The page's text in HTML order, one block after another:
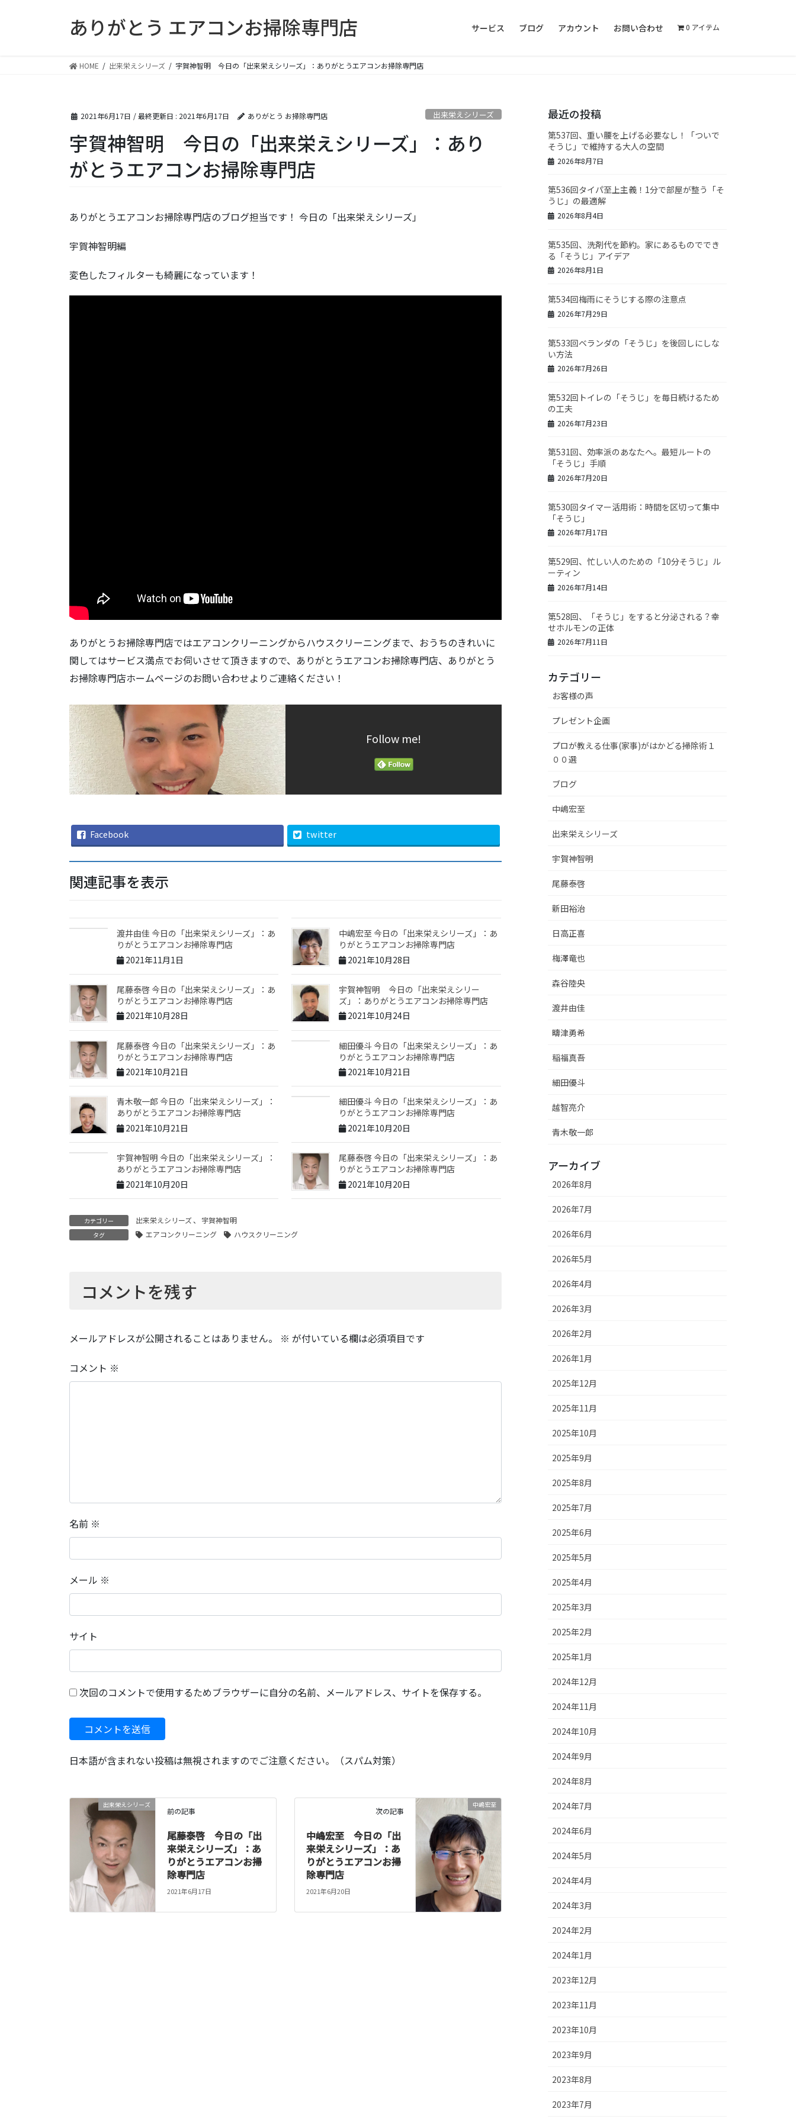
ありがとう エアコンお掃除専門店 サービス ブログ アカウント お問い合わせ 0 アイテム
HOME 出来栄えシリーズ 宇賀神智明 今日の「出来栄えシリーズ」：ありがとうエアコンお掃除専門店
2021年6月17日 / 最終更新日 : 2021年6月17日 ありがとう お掃除専門店 出来栄えシリーズ
宇賀神智明 今日の「出来栄えシリーズ」：あり
がとうエアコンお掃除専門店
ありがとうエアコンお掃除専門店のブログ担当です！ 今日の「出来栄えシリーズ」
宇賀神智明編
変色したフィルターも綺麗になっています！
ありがとうお掃除専門店ではエアコンクリーニングからハウスクリーニングまで、おうちのきれいに
関してはサービス満点でお伺いさせて頂きますので、ありがとうエアコンお掃除専門店、ありがとう
お掃除専門店ホームページのお問い合わせよりご連絡ください！
Follow me!
Facebook twitter
関連記事を表示
渡井由佳 今日の「出来栄えシリーズ」：あ
りがとうエアコンお掃除専門店
2021年11月1日
中嶋宏至 今日の「出来栄えシリーズ」：あ
りがとうエアコンお掃除専門店
2021年10月28日
尾藤泰啓 今日の「出来栄えシリーズ」：あ
りがとうエアコンお掃除専門店
2021年10月28日
宇賀神智明 今日の「出来栄えシリー
ズ」：ありがとうエアコンお掃除専門店
2021年10月24日
尾藤泰啓 今日の「出来栄えシリーズ」：あ
りがとうエアコンお掃除専門店
2021年10月21日
細田優斗 今日の「出来栄えシリーズ」：あ
りがとうエアコンお掃除専門店
2021年10月21日
青木敬一郎 今日の「出来栄えシリーズ」：
ありがとうエアコンお掃除専門店
2021年10月21日
細田優斗 今日の「出来栄えシリーズ」：あ
りがとうエアコンお掃除専門店
2021年10月20日
宇賀神智明 今日の「出来栄えシリーズ」：
ありがとうエアコンお掃除専門店
2021年10月20日
尾藤泰啓 今日の「出来栄えシリーズ」：あ
りがとうエアコンお掃除専門店
2021年10月20日
カテゴリー 出来栄えシリーズ、 宇賀神智明
タグ エアコンクリーニング ハウスクリーニング
コメントを残す
メールアドレスが公開されることはありません。 ※ が付いている欄は必須項目です
コメント ※
名前 ※
メール ※
サイト
次回のコメントで使用するためブラウザーに自分の名前、メールアドレス、サイトを保存する。
日本語が含まれない投稿は無視されますのでご注意ください。（スパム対策）
出来栄えシリーズ
前の記事
尾藤泰啓 今日の「出
来栄えシリーズ」：あ
りがとうエアコンお掃
除専門店
2021年6月17日
中嶋宏至
次の記事
中嶋宏至 今日の「出
来栄えシリーズ」：あ
りがとうエアコンお掃
除専門店
2021年6月20日
最近の投稿
第537回、重い腰を上げる必要なし！「ついで
そうじ」で維持する大人の空間
2026年8月7日
第536回タイパ至上主義！1分で部屋が整う「そ
うじ」の最適解
2026年8月4日
第535回、洗剤代を節約。家にあるものででき
る「そうじ」アイデア
2026年8月1日
第534回梅雨にそうじする際の注意点
2026年7月29日
第533回ベランダの「そうじ」を後回しにしな
い方法
2026年7月26日
第532回トイレの「そうじ」を毎日続けるため
の工夫
2026年7月23日
第531回、効率派のあなたへ。最短ルートの
「そうじ」手順
2026年7月20日
第530回タイマー活用術：時間を区切って集中
「そうじ」
2026年7月17日
第529回、忙しい人のための「10分そうじ」ル
ーティン
2026年7月14日
第528回、「そうじ」をすると分泌される？幸
せホルモンの正体
2026年7月11日
カテゴリー
お客様の声
プレゼント企画
プロが教える仕事(家事)がはかどる掃除術１
００選
ブログ
中嶋宏至
出来栄えシリーズ
宇賀神智明
尾藤泰啓
新田裕治
日高正喜
梅澤竜也
森谷陸央
渡井由佳
疇津勇希
稲福真吾
細田優斗
越智亮介
青木敬一郎
アーカイブ
2026年8月
2026年7月
2026年6月
2026年5月
2026年4月
2026年3月
2026年2月
2026年1月
2025年12月
2025年11月
2025年10月
2025年9月
2025年8月
2025年7月
2025年6月
2025年5月
2025年4月
2025年3月
2025年2月
2025年1月
2024年12月
2024年11月
2024年10月
2024年9月
2024年8月
2024年7月
2024年6月
2024年5月
2024年4月
2024年3月
2024年2月
2024年1月
2023年12月
2023年11月
2023年10月
2023年9月
2023年8月
2023年7月